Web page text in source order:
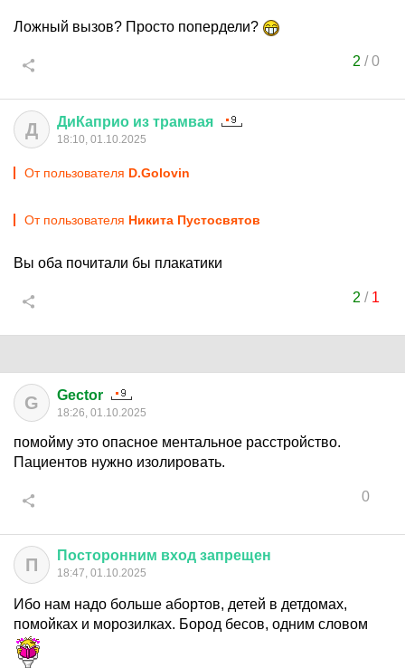
Ложный вызов? Просто попердели?
2 /0
Д ДиКаприо из трамвая
18:10, 01.10.2025
От пользователя D.Golovin
От пользователя Никита Пустосвятов
Вы оба почитали бы плакатики
2 / 1
G Gector
18:26, 01.10.2025
помойму это опасное ментальное расстройство.
Пациентов нужно изолировать.
0
П Посторонним вход запрещен
18:47, 01.10.2025
Ибо нам надо больше абортов, детей в детдомах,
помойках и морозилках. Бород бесов, одним словом